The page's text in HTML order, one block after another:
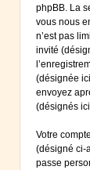
phpBB. La
vous nous
n’est pas
invité
(désignée
envoyez
(désignés
Votre
(désigné ci-
passe